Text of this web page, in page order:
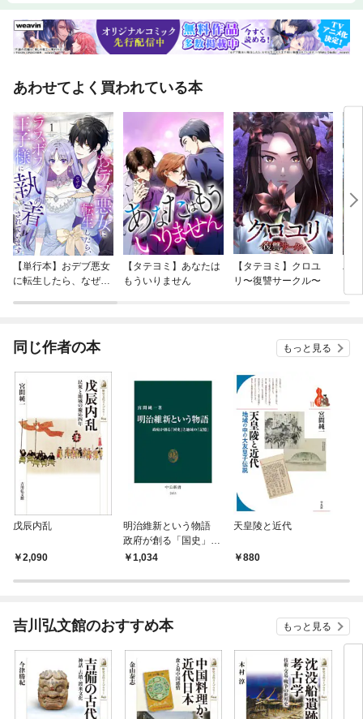
あわせてよく買われている本
【単行本】おデブ悪女
に転生したら、なぜか
【タテヨミ】あなたは
もういりません
【タテヨミ】クロユ
リ〜復讐サークル〜
バ
今
同じ作者の本 もっと見る
戊辰内乱
2,090
明治維新という物語
政府が創る「国史」と
地域の「記憶」
1,034
天皇陵と近代
880
吉川弘文館のおすすめ本 もっと見る